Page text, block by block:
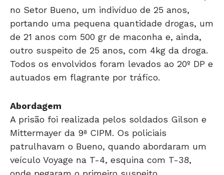
portando uma pequena quantidade drogas, um
de 21 anos com 500 gr de maconha e, ainda,
outro suspeito de 25 anos, com 4kg da droga.
Todos os envolvidos foram levados ao 20º DP e
autuados em flagrante por tráfico.
A prisão foi realizada pelos soldados Gilson e
Mittermayer da 9ª CIPM. Os policiais
patrulhavam o Bueno, quando abordaram um
veículo Voyage na T-4, esquina com T-38,
onde pegaram o primeiro suspeito.